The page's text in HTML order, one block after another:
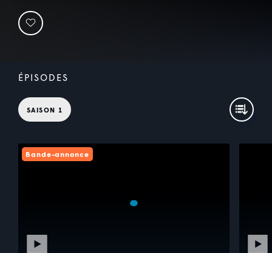
ÉPISODES
SAISON 1
Bande-annonce